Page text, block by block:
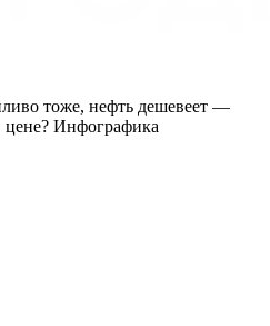
тоже, нефть дешевеет —
цене? Инфографика